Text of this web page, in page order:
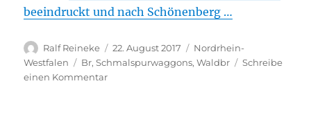
beeindruckt und nach Schönenberg …
Autor
Ralf Reineke
Veröffentlicht
am
22. August 2017 Kategorien
Nordrhein-
Westfalen
Schlagwörter
Br,Schmalspurwaggons,Waldbr
Schreibe
einen Kommentarzu